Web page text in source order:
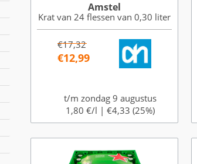
Amstel
Krat van 24 flessen van 0,30 liter
€17,32
€12,99
t/m zondag 9 augustus
1,80 €/l | €4,33 (25%)